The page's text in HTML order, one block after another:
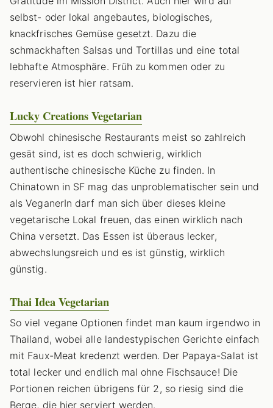
selbst- oder lokal angebautes, biologisches,
knackfrisches Gemüse gesetzt. Dazu die
schmackhaften Salsas und Tortillas und eine total
lebhafte Atmosphäre. Früh zu kommen oder zu
reservieren ist hier ratsam.
Lucky Creations Vegetarian
Obwohl chinesische Restaurants meist so zahlreich
gesät sind, ist es doch schwierig, wirklich
authentische chinesische Küche zu finden. In
Chinatown in SF mag das unproblematischer sein und
als VeganerIn darf man sich über dieses kleine
vegetarische Lokal freuen, das einen wirklich nach
China versetzt. Das Essen ist überaus lecker,
abwechslungsreich und es ist günstig, wirklich
günstig.
Thai Idea Vegetarian
So viel vegane Optionen findet man kaum irgendwo in
Thailand, wobei alle landestypischen Gerichte einfach
mit Faux-Meat kredenzt werden. Der Papaya-Salat ist
total lecker und endlich mal ohne Fischsauce! Die
Portionen reichen übrigens für 2, so riesig sind die
Berge, die hier serviert werden.